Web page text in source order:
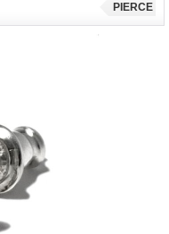
PIERCE